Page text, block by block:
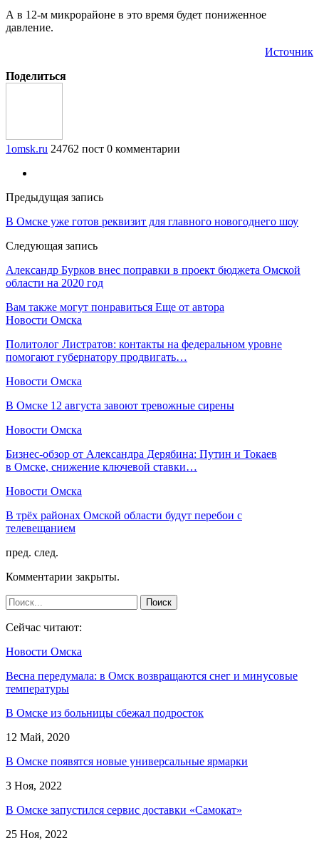
А в 12-м микрорайоне в это время будет пониженное
давление.
Источник
Поделиться
1omsk.ru 24762 пост 0 комментарии
Предыдущая запись
В Омске уже готов реквизит для главного новогоднего шоу
Следующая запись
Александр Бурков внес поправки в проект бюджета Омской
области на 2020 год
Вам также могут понравиться Еще от автора
Новости Омска
Политолог Листратов: контакты на федеральном уровне
помогают губернатору продвигать…
Новости Омска
В Омске 12 августа завоют тревожные сирены
Новости Омска
Бизнес-обзор от Александра Дерябина: Путин и Токаев
в Омске, снижение ключевой ставки…
Новости Омска
В трёх районах Омской области будут перебои с
телевещанием
пред. след.
Комментарии закрыты.
Сейчас читают:
Новости Омска
Весна передумала: в Омск возвращаются снег и минусовые
температуры
В Омске из больницы сбежал подросток
12 Май, 2020
В Омске появятся новые универсальные ярмарки
3 Ноя, 2022
В Омске запустился сервис доставки «Самокат»
25 Ноя, 2022